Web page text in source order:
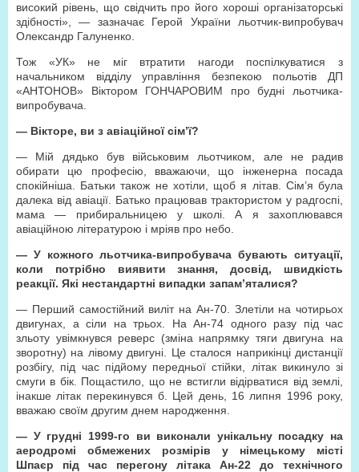
високий рівень, що свідчить про його хороші організаторські
здібності», — зазначає Герой України льотчик-випробувач
Олександр Галуненко.
Тож «УК» не міг втратити нагоди поспілкуватися з
начальником відділу управління безпекою польотів ДП
«АНТОНОВ» Віктором ГОНЧАРОВИМ про будні льотчика-
випробувача.
— Вікторе, ви з авіаційної сім’ї?
— Мій дядько був військовим льотчиком, але не радив
обирати цю професію, вважаючи, що інженерна посада
спокійніша. Батьки також не хотіли, щоб я літав. Сім’я була
далека від авіації. Батько працював трактористом у радгоспі,
мама — прибиральницею у школі. А я захоплювався
авіаційною літературою і мріяв про небо.
— У кожного льотчика-випробувача бувають ситуації,
коли потрібно виявити знання, досвід, швидкість
реакції. Які нестандартні випадки запам’яталися?
— Перший самостійний виліт на Ан-70. Злетіли на чотирьох
двигунах, а сіли на трьох. На Ан-74 одного разу під час
зльоту увімкнувся реверс (зміна напрямку тяги двигуна на
зворотну) на лівому двигуні. Це сталося наприкінці дистанції
розбігу, під час підйому передньої стійки, літак викинуло зі
смуги в бік. Пощастило, що не встигли відірватися від землі,
інакше літак перекинувся б. Цей день, 16 липня 1996 року,
вважаю своїм другим днем народження.
— У грудні 1999-го ви виконали унікальну посадку на
аеродромі обмежених розмірів у німецькому місті
Шпаєр під час перегону літака Ан-22 до технічного